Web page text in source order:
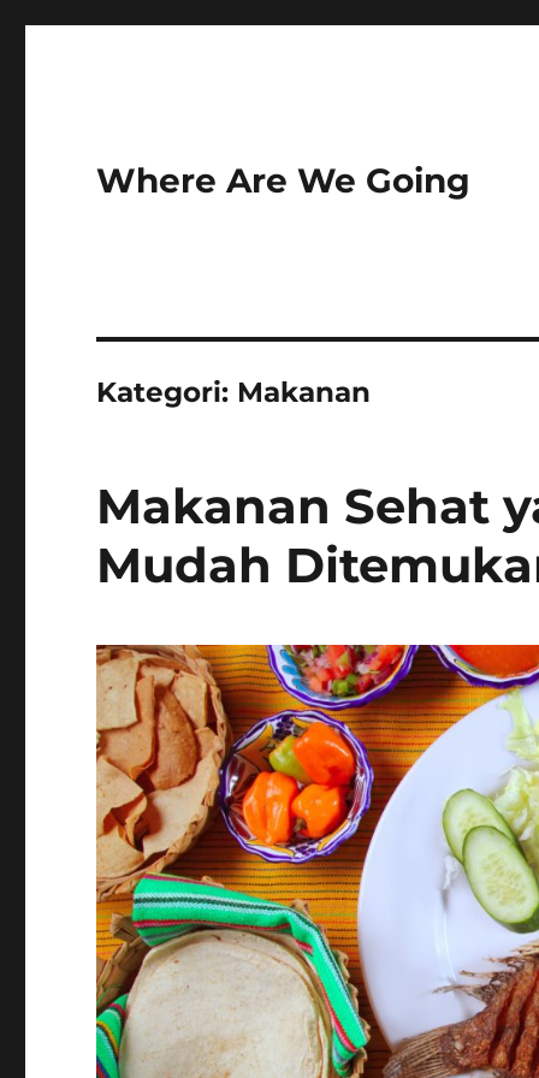
Where Are We Going
Kategori: Makanan
Makanan Sehat
Mudah